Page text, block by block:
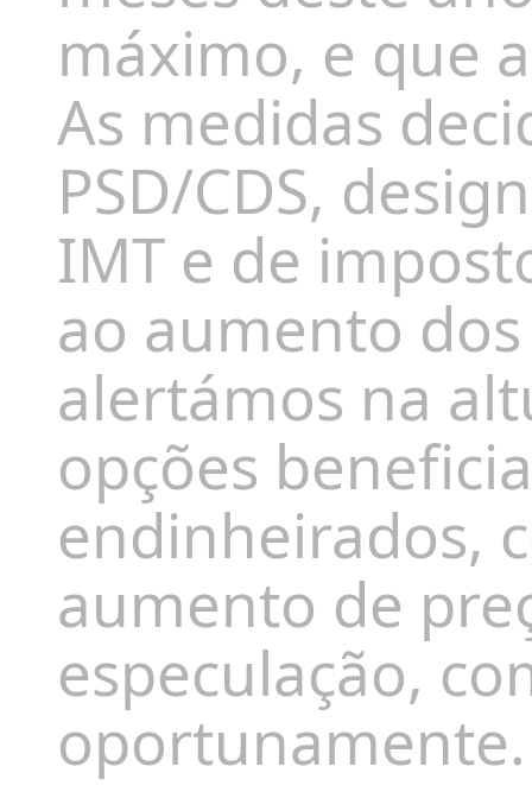
máximo, e que
As medidas
PSD/CDS,
IMT e de
ao aumento
alertámos na
opções
endinheirados,
aumento de
especulação,